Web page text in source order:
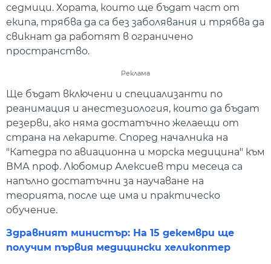
седмици. Хората, които ще бъдат част от
екипа, трябва да са без заболявания и трябва да
свикнат да работят в ограничено
пространство.
Реклама
Ще бъдат включени и специализанти по
реанимация и анестезиология, които да бъдат
резерви, ако няма достатъчно желаещи от
страна на лекарите. Според началника на
"Катедра по авиационна и морска медицина" към
ВМА проф. Любомир Алексиев три месеца са
напълно достатъчни за научаване на
теорията, после ще има и практическо
обучение.
Здравният министър: На 15 декември ще
получим първия медицински хеликоптер